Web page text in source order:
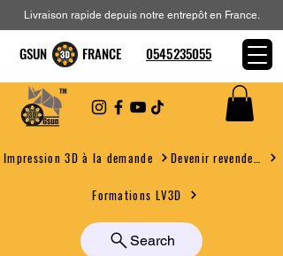
Impression 3D à la demande
Formations LV3D
Search
Livraison rapide depuis notre entrepôt en France.
GSUN FRANCE 0545235055